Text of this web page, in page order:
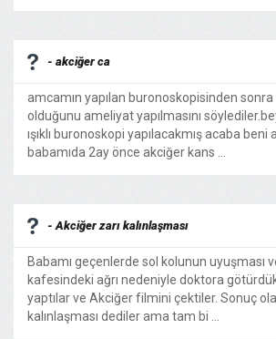
- akciğer ca
amcamın yapılan buronoskopisinden
olduğunu ameliyat yapılmasını
ışıklı buronoskopi yapılacakmış acaba beni
babamıda 2ay önce akciğer kans ...
- Akciğer zarı kalınlaşması
Babamı geçenlerde sol kolunun uyuşması
kafesindeki ağrı nedeniyle doktora
yaptılar ve Akciğer filmini çektiler. Sonuç
kalınlaşması dediler ama tam bi ...